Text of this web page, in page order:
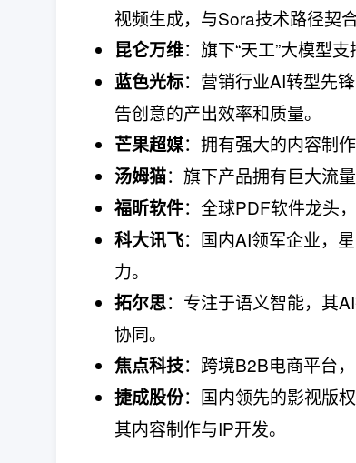
视频生成，与Sora技术路径契合
昆仑万维：旗下“天工”大模型
蓝色光标：营销行业AI转型先
告创意的产出效率和质量。
芒果超媒：拥有强大的内容制
汤姆猫：旗下产品拥有巨大流
福昕软件：全球PDF软件龙头
科大讯飞：国内AI领军企业，
力。
拓尔思：专注于语义智能，其
协同。
焦点科技：跨境B2B电商平台
捷成股份：国内领先的影视版
其内容制作与IP开发。